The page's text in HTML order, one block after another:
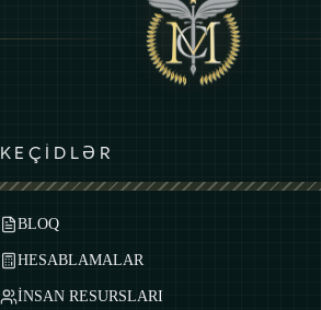
KEÇİDLƏR
BLOQ
HESABLAMALAR
İNSAN RESURSLARI